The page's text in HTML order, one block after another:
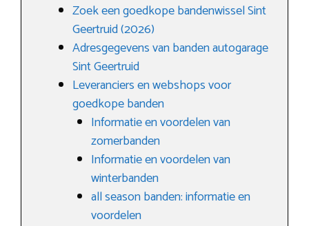
Zoek een goedkope bandenwissel Sint
Geertruid (2026)
Adresgegevens van banden autogarage
Sint Geertruid
Leveranciers en webshops voor
goedkope banden
Informatie en voordelen van
zomerbanden
Informatie en voordelen van
winterbanden
all season banden: informatie en
voordelen